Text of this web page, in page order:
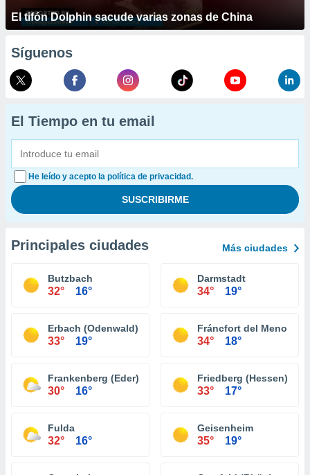
El tifón Dolphin sacude varias zonas de China
Síguenos
El Tiempo en tu email
He leído y acepto la política de privacidad.
Principales ciudades Más ciudades
Butzbach
32° 16°
Darmstadt
34° 19°
Erbach (Odenwald)
33° 19°
Fráncfort del Meno
34° 18°
Frankenberg (Eder)
30° 16°
Friedberg (Hessen)
33° 17°
Fulda
32° 16°
Geisenheim
35° 19°